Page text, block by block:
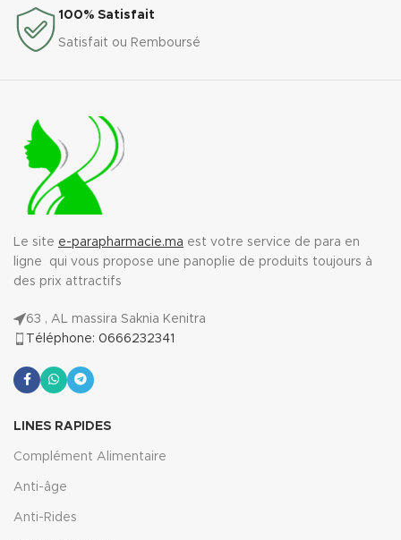
100% Satisfait
Satisfait ou Remboursé
Le site e-parapharmacie.ma est votre service de para en
ligne qui vous propose une panoplie de produits toujours à
des prix attractifs
63 , AL massira Saknia Kenitra
Téléphone: 0666232341
LINES RAPIDES
Complément Alimentaire
Anti-âge
Anti-Rides